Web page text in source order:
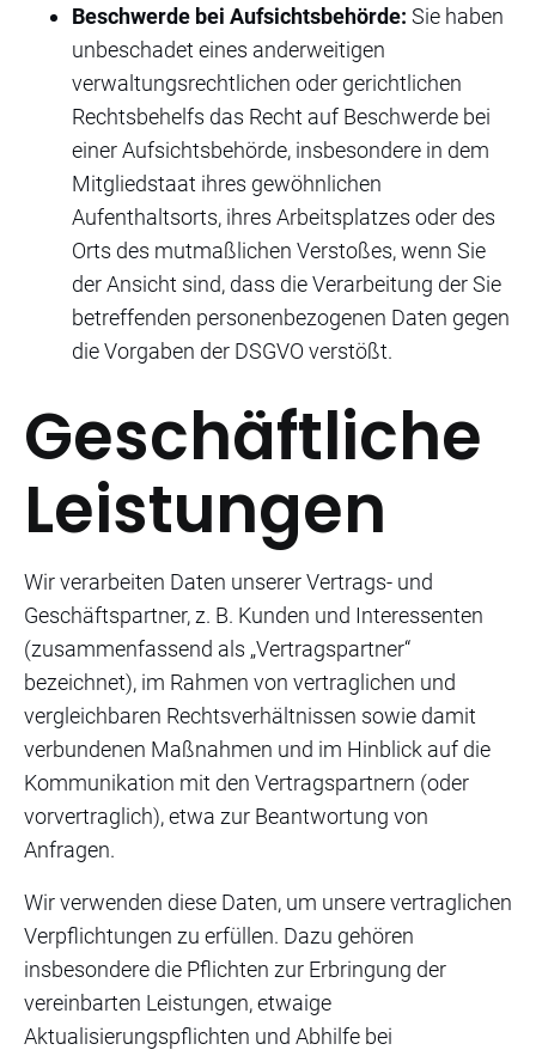
Beschwerde bei Aufsichtsbehörde: Sie haben
unbeschadet eines anderweitigen
verwaltungsrechtlichen oder gerichtlichen
Rechtsbehelfs das Recht auf Beschwerde bei
einer Aufsichtsbehörde, insbesondere in dem
Mitgliedstaat ihres gewöhnlichen
Aufenthaltsorts, ihres Arbeitsplatzes oder des
Orts des mutmaßlichen Verstoßes, wenn Sie
der Ansicht sind, dass die Verarbeitung der Sie
betreffenden personenbezogenen Daten gegen
die Vorgaben der DSGVO verstößt.
Geschäftliche
Leistungen
Wir verarbeiten Daten unserer Vertrags- und
Geschäftspartner, z. B. Kunden und Interessenten
(zusammenfassend als „Vertragspartner“
bezeichnet), im Rahmen von vertraglichen und
vergleichbaren Rechtsverhältnissen sowie damit
verbundenen Maßnahmen und im Hinblick auf die
Kommunikation mit den Vertragspartnern (oder
vorvertraglich), etwa zur Beantwortung von
Anfragen.
Wir verwenden diese Daten, um unsere vertraglichen
Verpflichtungen zu erfüllen. Dazu gehören
insbesondere die Pflichten zur Erbringung der
vereinbarten Leistungen, etwaige
Aktualisierungspflichten und Abhilfe bei